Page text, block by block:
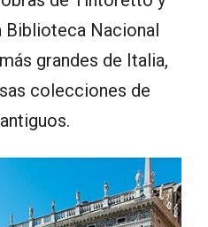
Biblioteca Nacional
grandes de Italia,
colecciones de